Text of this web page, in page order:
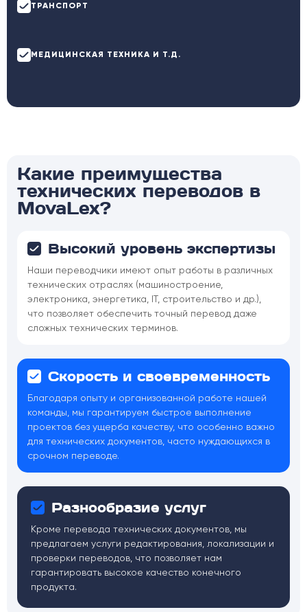
ТРАНСПОРТ
МЕДИЦИНСКАЯ ТЕХНИКА И Т.Д.
Какие преимущества
технических переводов в
MovaLex?
Высокий уровень экспертизы
Наши переводчики имеют опыт работы в различных
технических отраслях (машиностроение,
электроника, энергетика, IT, строительство и др.),
что позволяет обеспечить точный перевод даже
сложных технических терминов.
Скорость и своевременность
Благодаря опыту и организованной работе нашей
команды, мы гарантируем быстрое выполнение
проектов без ущерба качеству, что особенно важно
для технических документов, часто нуждающихся в
срочном переводе.
Разнообразие услуг
Кроме перевода технических документов, мы
предлагаем услуги редактирования, локализации и
проверки переводов, что позволяет нам
гарантировать высокое качество конечного
продукта.